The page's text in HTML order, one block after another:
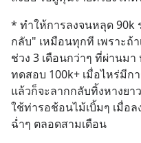
* ทำให้การลงจนหลุด 90k
กลับ" เหมือนทุกที เพราะถ้
ช่วง 3 เดือนกว่าๆ ที่ผ่านมา
ทดสอบ 100k+ เมื่อไหร่มีก
แล้วก็จะลากกลับทิ้งหางย
ใช้ท่ารอช้อนไม้เบิ้มๆ เมื่อ
ฉ่ำๆ ตลอดสามเดือน